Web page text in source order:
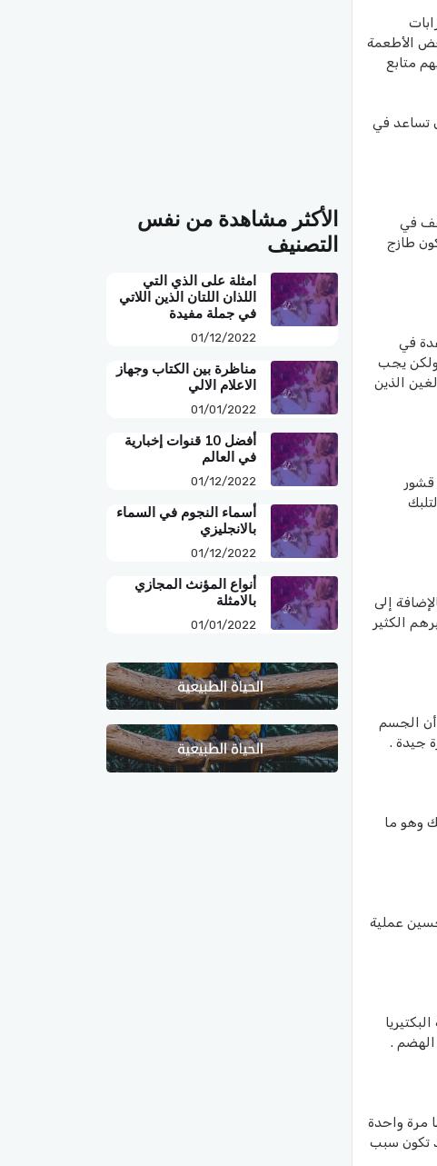
الأطعمة
متابع
تساعد في
في
طازج
في
ولكن يجب
جرام وذلك للأشخاص البالغين الذين
قشور
إلى
الكثير
أن الجسم
جيدة .
وهو ما
عملية
الهضم .
مرة واحدة
تكون سبب
الأكثر مشاهدة من نفس
التصنيف
امثلة على الذي التي
اللذان اللتان الذين اللاتي
في جملة مفيدة
01/12/2022
مناظرة بين الكتاب وجهاز
الاعلام الالي
01/01/2022
أفضل 10 قنوات إخبارية
في العالم
01/12/2022
أسماء النجوم في السماء
بالانجليزي
01/12/2022
أنواع المؤنث المجازي
بالامثلة
01/01/2022